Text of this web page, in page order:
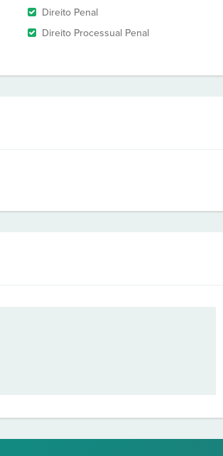
Direito Penal
Direito Processual Penal